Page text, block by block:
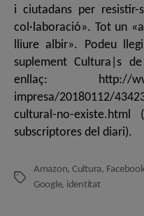
i ciutadans per
col·laboració». Tot un
lliure albir». Podeu
suplement Cultura|s
enllaç: http://
impresa/20180112/
cultural-no-existe.html
subscriptores del diari).
Etiquetes
Amazon, Cultura, Facebook
Google, identitat